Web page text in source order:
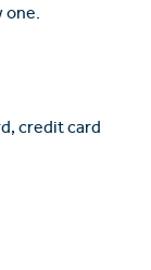
one.
credit card